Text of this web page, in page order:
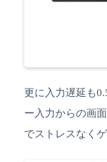
更に入力遅延も
ー入力からの画
でストレスなく